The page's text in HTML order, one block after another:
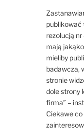
publikować
rezolucją
mają
mieliby
badawcza,
stronie
dole strony
firma” –
Ciekawe